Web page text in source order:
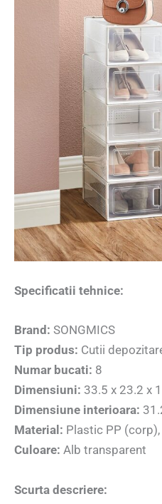
Specificatii tehnice:
Brand: SONGMICS
Tip produs: Cutii
Numar bucati: 8
Dimensiuni: 33.5 x 23.2 x
Dimensiune interioara:
Material: Plastic PP
Culoare: Alb transparent
Scurta descriere: